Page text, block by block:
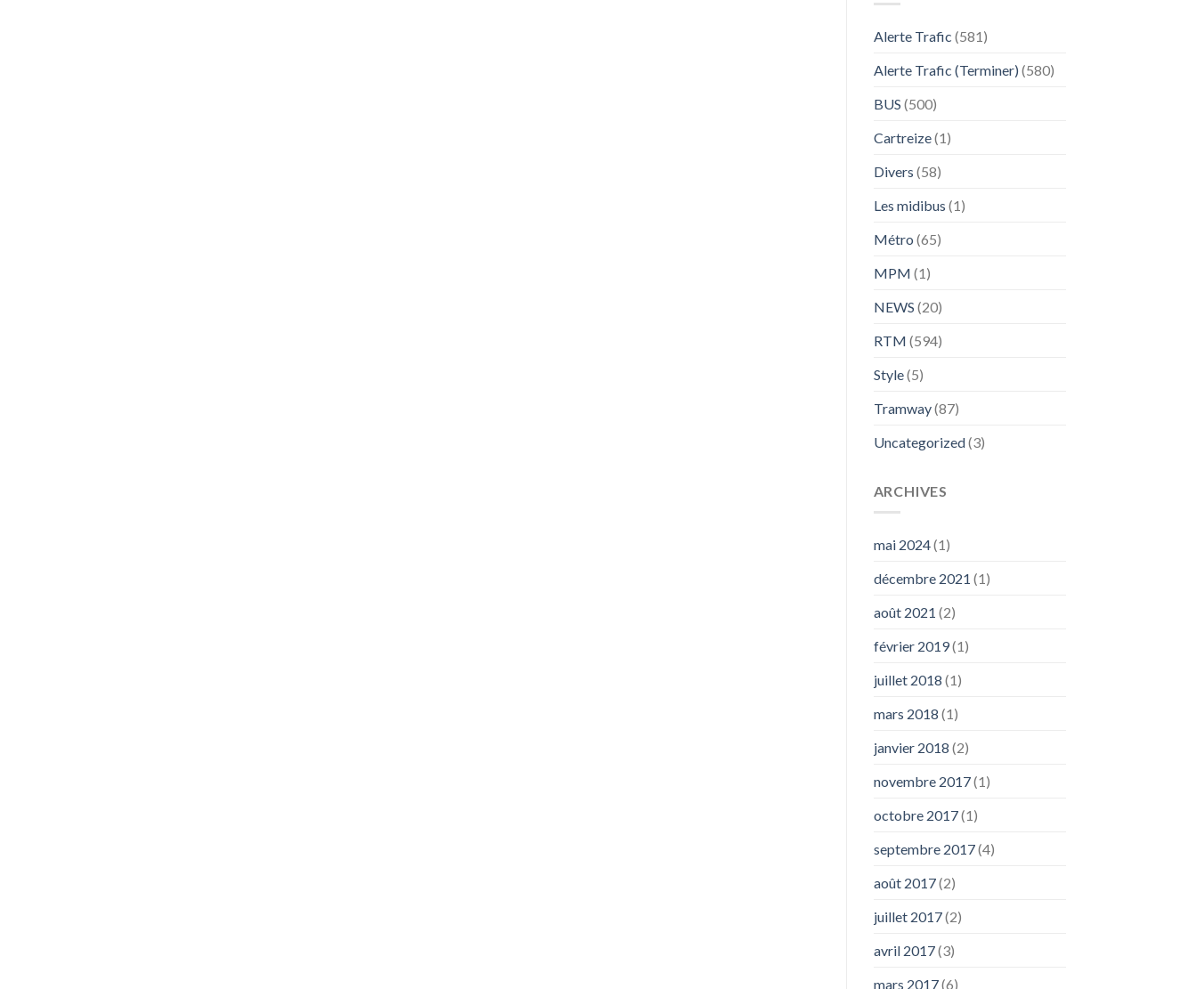
Alerte Trafic (581)
Alerte Trafic (Terminer) (580)
BUS (500)
Cartreize(1)
Divers (58)
Les midibus (1)
Métro (65)
MPM (1)
NEWS (20)
RTM (594)
Style(5)
Tramway(87)
Uncategorized(3)
ARCHIVES
mai 2024(1)
décembre 2021 (1)
août 2021 (2)
février 2019(1)
juillet 2018 (1)
mars 2018 (1)
janvier 2018 (2)
novembre 2017(1)
octobre 2017(1)
septembre 2017(4)
août 2017(2)
juillet 2017(2)
avril 2017(3)
mars 2017(6)